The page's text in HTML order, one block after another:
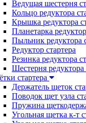
Ведущая шестерня
Кольцо редуктора
Крышка редуктора
Планетарка
Пыльник редуктора
Редуктор стартера
Резинка редуктора
Шестерня редуктора
стартера
Держатель щеток
Поводок щет узла
Пружина
Угольная щетка к-т